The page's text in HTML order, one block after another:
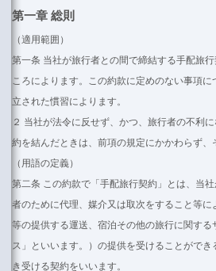
第一章 総則
（適用範囲）
第一条 当社が旅行者との間で締結する手配旅
ころによります。この約款に定めのない事項
立された慣習によります。
２ 当社が法令に反せず、かつ、旅行者の不利
約を結んだときは、前項の規定にかかわらず、
（用語の定義）
第二条 この約款で「手配旅行契約」とは、当
者のために代理、媒介又は取次をすること等
等の提供する運送、宿泊その他の旅行に関す
ス」といいます。）の提供を受けることがで
き受ける契約をいいます。